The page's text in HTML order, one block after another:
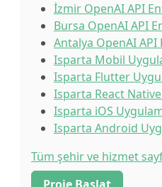
İzmir OpenAI API
Bursa OpenAI API
Antalya OpenAI
Isparta Mobil
Isparta Flutter
Isparta React
Isparta iOS
Isparta Android
Tüm şehir ve hizmet